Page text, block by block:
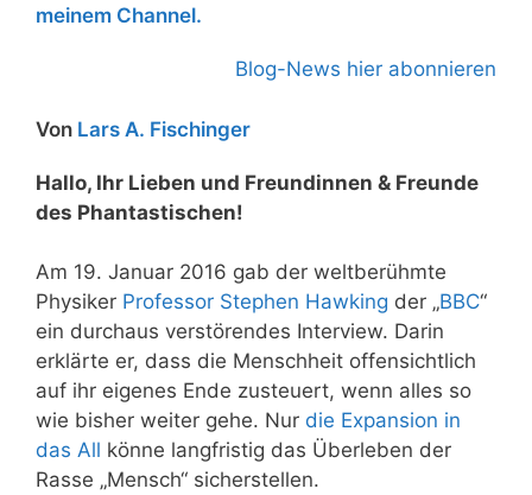
meinem Channel.
Blog-News hier abonnieren
Von Lars A. Fischinger
Hallo, Ihr Lieben und Freundinnen & Freunde
des Phantastischen!
Am 19. Januar 2016 gab der weltberühmte
Physiker Professor Stephen Hawking der „BBC“
ein durchaus verstörendes Interview. Darin
erklärte er, dass die Menschheit offensichtlich
auf ihr eigenes Ende zusteuert, wenn alles so
wie bisher weiter gehe. Nur die Expansion in
das All könne langfristig das Überleben der
Rasse „Mensch“ sicherstellen.